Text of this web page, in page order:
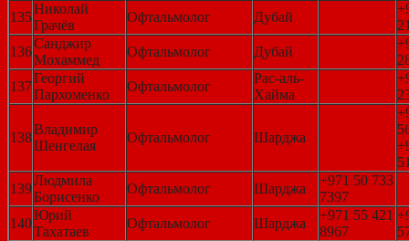
135
Николай
Грачёв
Офтальмолог Дубай
136
Санджир
Мохаммед
Офтальмолог Дубай
137
Георгий
Пархоменко
Офтальмолог
Рас-аль-
Хайма
138
Владимир
Шенгелая
Офтальмолог Шарджа
139
Людмила
Борисенко
Офтальмолог Шарджа
+971 50 733
7397
140
Юрий
Тахатаев
Офтальмолог Шарджа
+971 55 421
8967